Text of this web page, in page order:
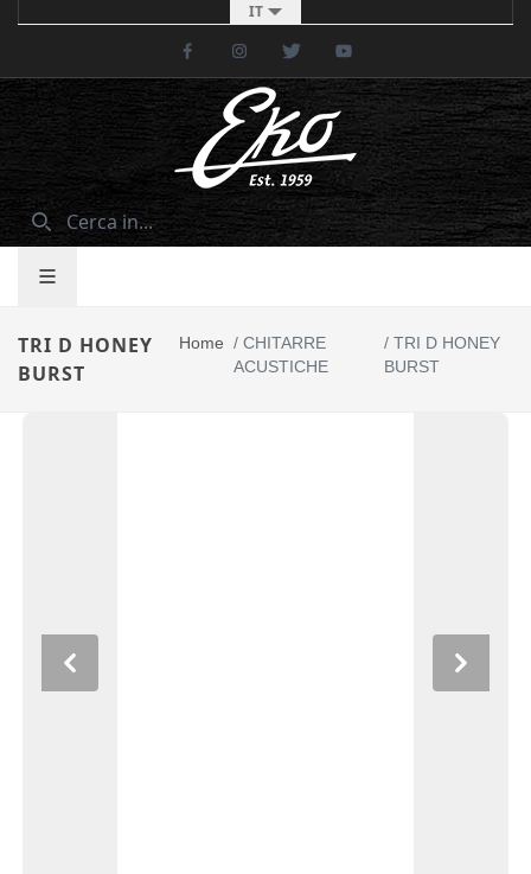
IT
FacebookInstagramTwitter
TRI D HONEY
BURST
Home / CHITARRE
ACUSTICHE
/TRI D HONEY
BURST
Previous Next